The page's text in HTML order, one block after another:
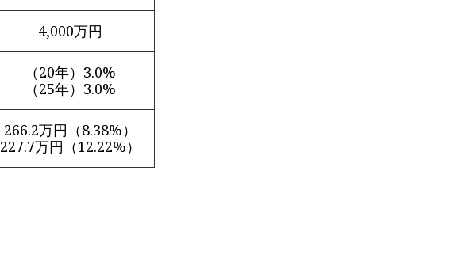
4,000万円
（20年）3.0%
（25年）3.0%
266.2万円（8.38%）
227.7万円（12.22%）